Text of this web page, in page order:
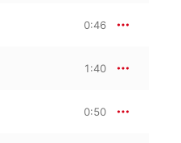
0:46
1:40
0:50